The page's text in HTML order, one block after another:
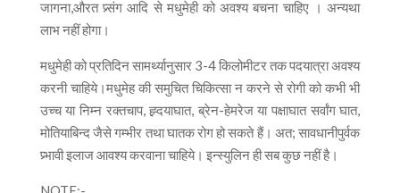
जागना,औरत प्र्संग आदि से मधुमेही को अवश्य बचना चाहिए । अन्यथा
लाभ नहीं होगा।
मधुमेही को प्रतिदिन सामर्थ्यानुसार 3-4 किलोमीटर तक पदयात्रा अवश्य
करनी चाहिये।मधुमेह की समुचित चिकित्सा न करने से रोगी को कभी भी
उच्च या निम्न रक्तचाप, ह्र्दयाघात, ब्रेन-हेमरेज या पक्षाघात सर्वांग घात,
मोतियाबिन्द जैसे गम्भीर तथा घातक रोग हो सकते हैं। अत; सावधानीपुर्वक
प्र्भावी इलाज आवश्य करवाना चाहिये। इन्स्युलिन ही सब कुछ नहीं है।